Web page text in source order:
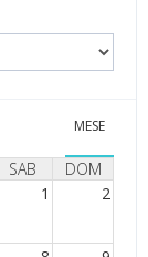
MESE
SAB
DOM
1 2